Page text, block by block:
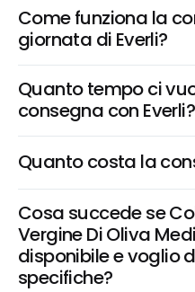
Come funziona la
giornata di Everli?
Quanto tempo ci
consegna con Everli?
Quanto costa la
Cosa succede se
Vergine Di Oliva
disponibile e voglio
specifiche?